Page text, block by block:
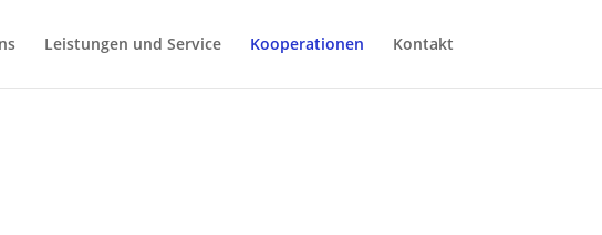
Leistungen und Service Kooperationen Kontakt